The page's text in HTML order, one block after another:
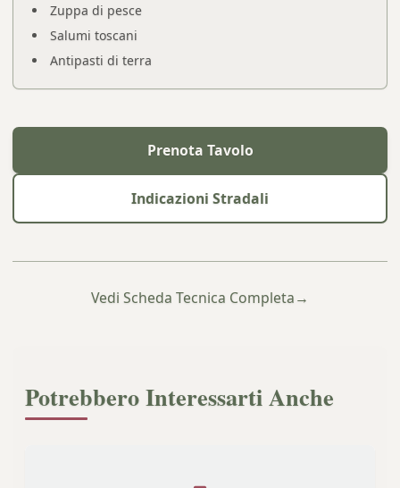
Zuppa di pesce
Salumi toscani
Antipasti di terra
Prenota Tavolo
Indicazioni Stradali
Vedi Scheda Tecnica Completa→
Potrebbero Interessarti Anche